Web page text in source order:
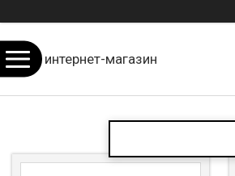
интернет-магазин